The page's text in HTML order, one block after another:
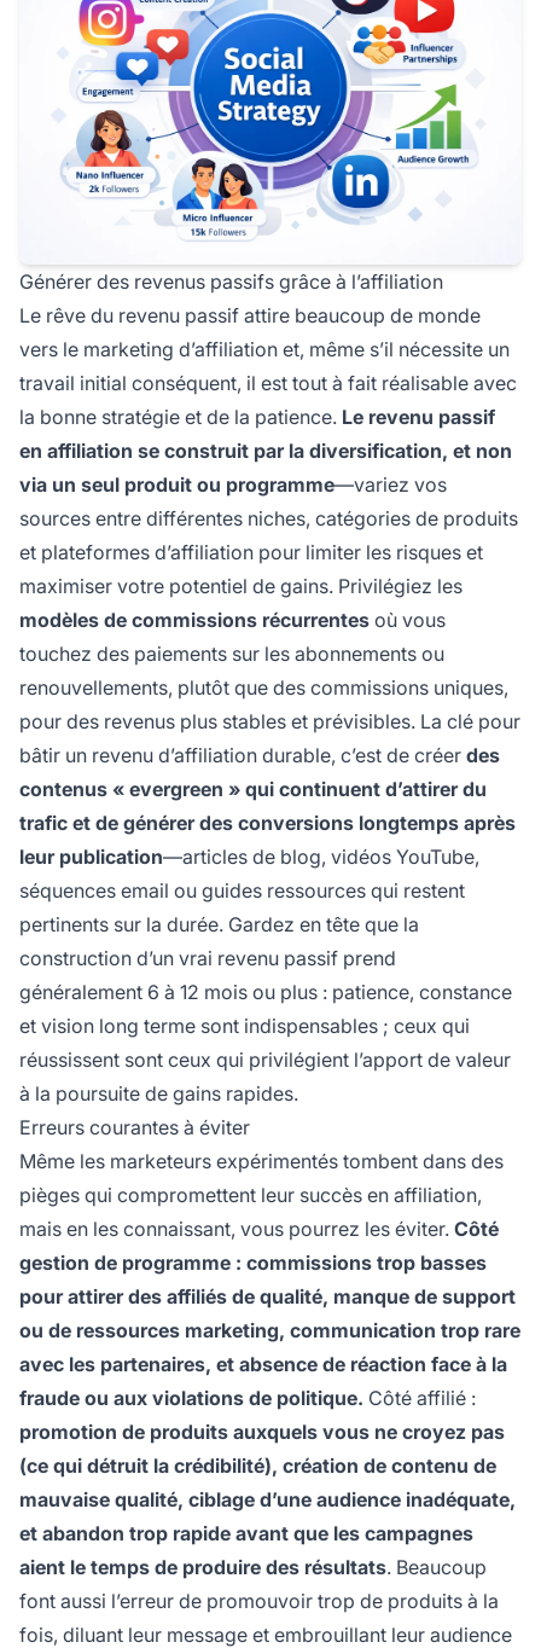
Générer des revenus passifs grâce à l’affiliation
Le rêve du revenu passif attire beaucoup de monde
vers le marketing d’affiliation et, même s’il nécessite un
travail initial conséquent, il est tout à fait réalisable avec
la bonne stratégie et de la patience. Le revenu passif
en affiliation se construit par la diversification, et non
via un seul produit ou programme—variez vos
sources entre différentes niches, catégories de produits
et plateformes d’affiliation pour limiter les risques et
maximiser votre potentiel de gains. Privilégiez les
modèles de commissions récurrentes où vous
touchez des paiements sur les abonnements ou
renouvellements, plutôt que des commissions uniques,
pour des revenus plus stables et prévisibles. La clé pour
bâtir un revenu d’affiliation durable, c’est de créer des
contenus « evergreen » qui continuent d’attirer du
trafic et de générer des conversions longtemps après
leur publication—articles de blog, vidéos YouTube,
séquences email ou guides ressources qui restent
pertinents sur la durée. Gardez en tête que la
construction d’un vrai revenu passif prend
généralement 6 à 12 mois ou plus : patience, constance
et vision long terme sont indispensables ; ceux qui
réussissent sont ceux qui privilégient l’apport de valeur
à la poursuite de gains rapides.
Erreurs courantes à éviter
Même les marketeurs expérimentés tombent dans des
pièges qui compromettent leur succès en affiliation,
mais en les connaissant, vous pourrez les éviter. Côté
gestion de programme : commissions trop basses
pour attirer des affiliés de qualité, manque de support
ou de ressources marketing, communication trop rare
avec les partenaires, et absence de réaction face à la
fraude ou aux violations de politique. Côté affilié :
promotion de produits auxquels vous ne croyez pas
(ce qui détruit la crédibilité), création de contenu de
mauvaise qualité, ciblage d’une audience inadéquate,
et abandon trop rapide avant que les campagnes
aient le temps de produire des résultats. Beaucoup
font aussi l’erreur de promouvoir trop de produits à la
fois, diluant leur message et embrouillant leur audience